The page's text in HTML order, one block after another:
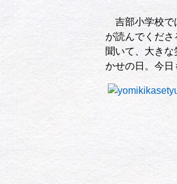
吉部小学校で
が読んでくだ
聞いて、大き
かせの日。今日